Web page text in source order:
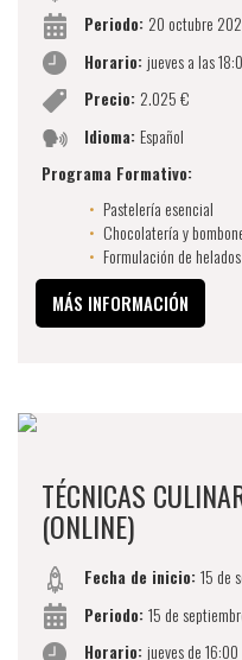
Periodo: 20 octubre
Horario: jueves a las
Precio: 2.025 €
Idioma: Español
Programa Formativo:
Pastelería esencial
Chocolatería y
Formulación de helados
MÁS INFORMACIÓN
TÉCNICAS
(ONLINE)
Fecha de inicio: 15 de
Periodo: 15 de
Horario: jueves de 16:00